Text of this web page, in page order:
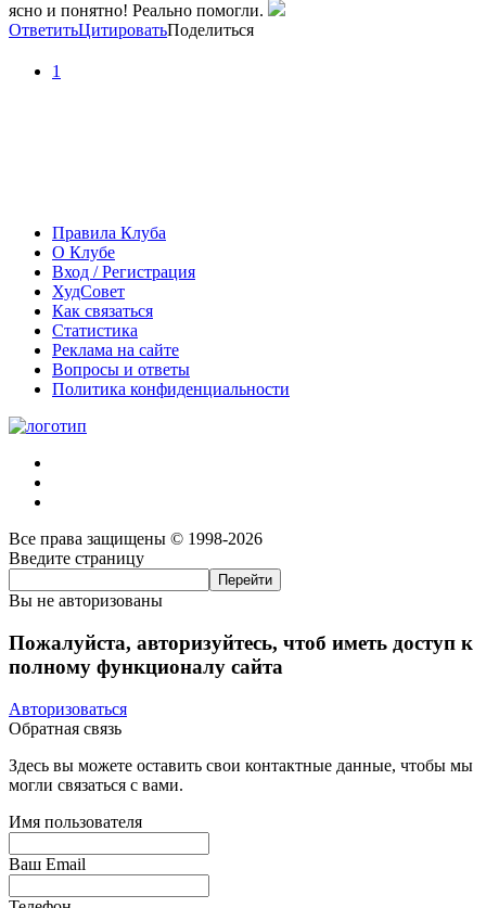
ясно и понятно! Реально помогли.
ОтветитьЦитироватьПоделиться
1
Правила Клуба
О Клубе
Вход / Регистрация
ХудСовет
Как связаться
Статистика
Реклама на сайте
Вопросы и ответы
Политика конфиденциальности
Все права защищены © 1998-2026
Введите страницу
Вы не авторизованы
Пожалуйста, авторизуйтесь, чтоб иметь доступ к
полному функционалу сайта
Авторизоваться
Обратная связь
Здесь вы можете оставить свои контактные данные, чтобы мы
могли связаться с вами.
Имя пользователя
Ваш Email